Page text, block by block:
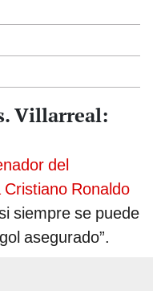
Villarreal:
del
Ronaldo
siempre se puede
asegurado”.